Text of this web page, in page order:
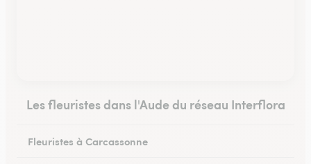
Les fleuristes dans l'Aude du réseau Interflora
Fleuristes à Carcassonne